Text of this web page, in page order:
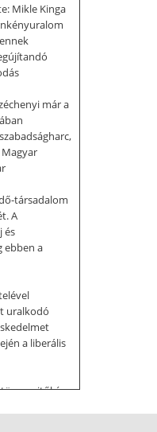
Mikle Kinga
már a
társadalom
A
és
ebben a
uralkodó
a liberális
és